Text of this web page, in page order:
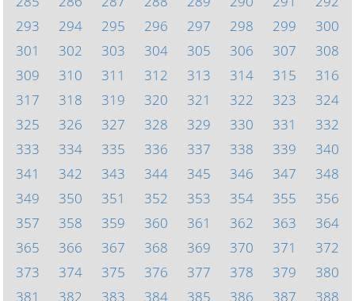
293
294 295 296 297 298 299
300
301
302 303 304 305 306 307
308
309
310 311 312 313 314 315
316
317
318 319 320 321 322 323
324
325
326 327 328 329 330 331
332
333
334 335 336 337 338 339
340
341
342 343 344 345 346 347
348
349
350 351 352 353 354 355
356
357
358 359 360 361 362 363
364
365
366 367 368 369 370 371
372
373
374 375 376 377 378 379
380
381
382 383 384 385 386 387 388